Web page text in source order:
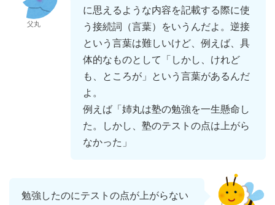
父丸
に思えるような内容を記載する際に使
う接続詞（言葉）をいうんだよ。逆接
という言葉は難しいけど、例えば、具
体的なものとして「しかし、けれど
も、ところが」という言葉があるんだ
よ。
例えば「姉丸は塾の勉強を一生懸命し
た。しかし、塾のテストの点は上がら
なかった」
勉強したのにテストの点が上がらない